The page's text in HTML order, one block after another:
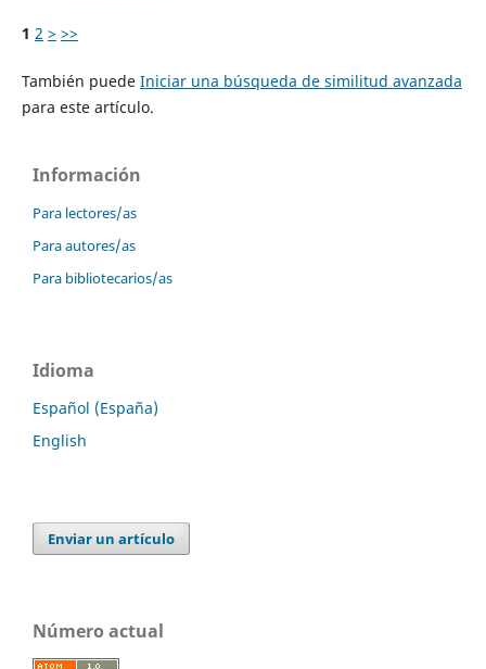
1 2 > >>
También puede Iniciar una búsqueda de similitud avanzada
para este artículo.
Información
Para lectores/as
Para autores/as
Para bibliotecarios/as
Idioma
Español (España)
English
Enviar un artículo
Número actual